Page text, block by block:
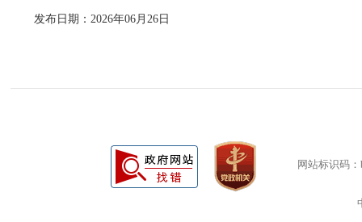
发布日期：2026年06月26日
网站标识码